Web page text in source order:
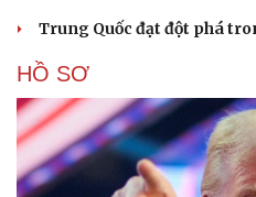
Trung Quốc đạt đột phá
HỒ SƠ